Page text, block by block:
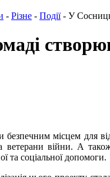
- Різне - Події- У
місцем для
ветерани війни. А
та соціальної допомоги.